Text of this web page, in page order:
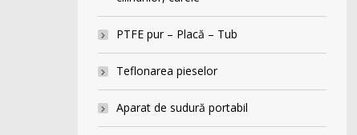
PTFE pur – Placă – Tub
Teflonarea pieselor
Aparat de sudură portabil